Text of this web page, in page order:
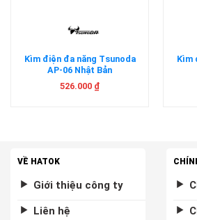
Kìm điện đa năng Tsunoda
AP-06 Nhật Bản
526.000 ₫
Kìm
VỀ HATOK
Giới thiệu công ty
Liên hệ